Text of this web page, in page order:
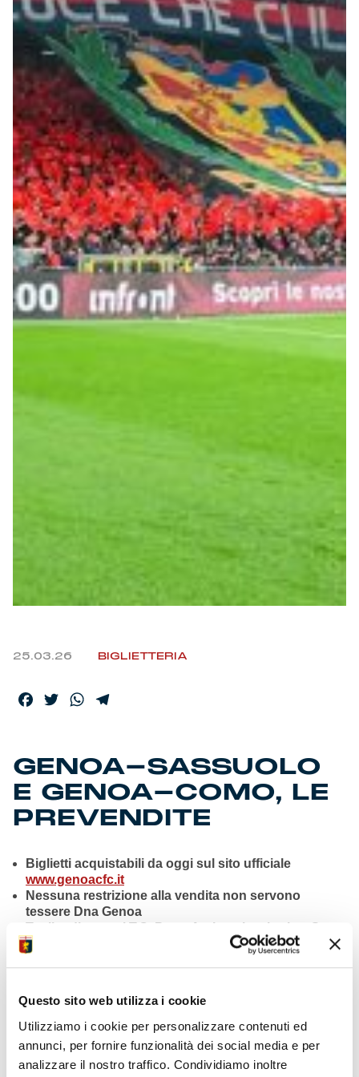
Questo sito web utilizza i cookie
Utilizziamo i cookie per personalizzare contenuti ed
annunci, per fornire funzionalità dei social media e per
analizzare il nostro traffico. Condividiamo inoltre
Summer Sale
Mare
Accessori
Party
Outlet
Helan x Genoa
Isolani x Genoa
Gift Card Online Store
25.03.26 BIGLIETTERIA
Facebook
TwitterWhatsApp
GENOA-SASSUOLO
E GENOA-COMO, LE
PREVENDITE
Biglietti acquistabili da oggi sul sito ufficiale
www.genoacfc.it
Nessuna restrizione alla vendita non servono
tessere Dna Genoa
Tagliandi pure al T.O. Porto Antico, ricevitorie e Store
Chiavari
Rivendite dei posti per abbonati esercitabili su
Biglietti Omaggio Under 14nei settori
Gradinata Zena
per entrambe le partite, fino a
esaurimento dei posti, in base alla procedura vigente
esclusivamente alTicket Office del Porto Antico.